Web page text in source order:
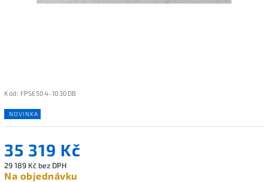
Kód: FPSE504-1030DB
NOVINKA
35 319 Kč
29 189 Kč bez DPH
Na objednávku